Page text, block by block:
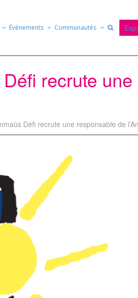
Événements Communautés
recrute une
Défi recrute une responsable de